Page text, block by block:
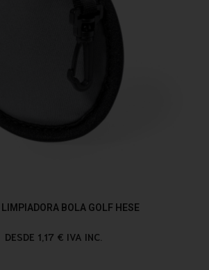
LIMPIADORA BOLA GOLF HESE
DESDE 1,17 € IVA INC.